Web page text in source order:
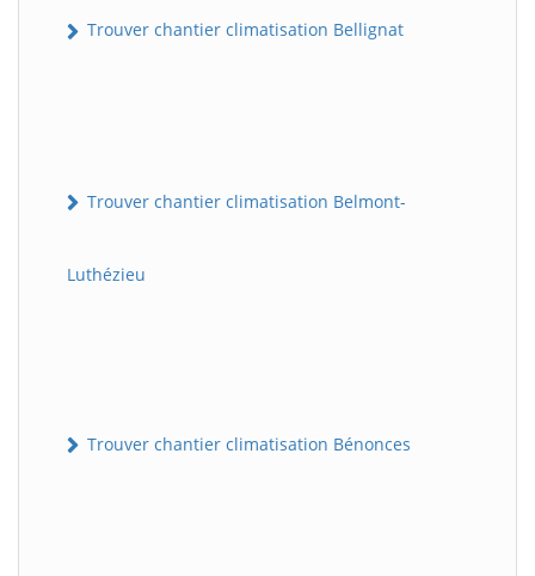
Trouver chantier climatisation Bellignat
Trouver chantier climatisation Belmont-
Luthézieu
Trouver chantier climatisation Bénonces